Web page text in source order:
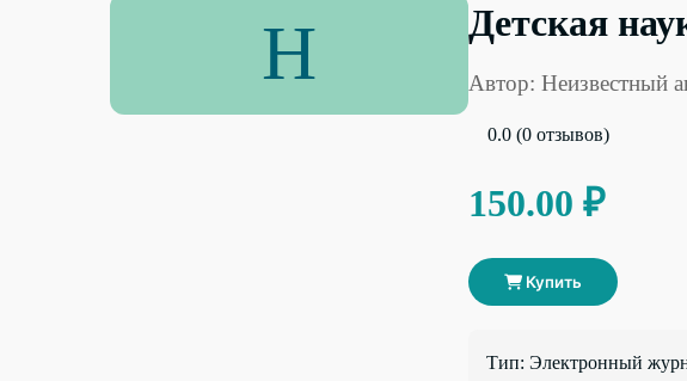
Н Детская
Автор: Неизвестный
0.0 (0 отзывов)
150.00 ₽
Купить
Тип: Электронный